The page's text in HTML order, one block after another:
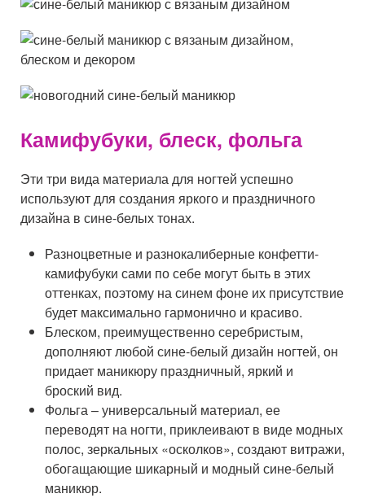
Камифубуки, блеск, фольга
Эти три вида материала для ногтей успешно
используют для создания яркого и праздничного
дизайна в сине-белых тонах.
Разноцветные и разнокалиберные конфетти-
камифубуки сами по себе могут быть в этих
оттенках, поэтому на синем фоне их присутствие
будет максимально гармонично и красиво.
Блеском, преимущественно серебристым,
дополняют любой сине-белый дизайн ногтей, он
придает маникюру праздничный, яркий и
броский вид.
Фольга – универсальный материал, ее
переводят на ногти, приклеивают в виде модных
полос, зеркальных «осколков», создают витражи,
обогащающие шикарный и модный сине-белый
маникюр.